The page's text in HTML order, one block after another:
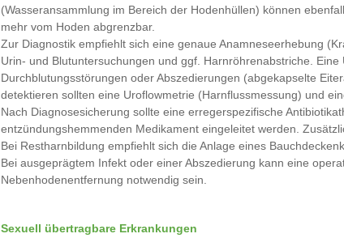
(Wasseransammlung im Bereich der Hodenhüllen) können
mehr vom Hoden abgrenzbar.
Zur Diagnostik empfiehlt sich eine genaue Anamneseerhebung
Urin- und Blutuntersuchungen und ggf. Harnröhrenabstriche.
Durchblutungsstörungen oder Abszedierungen (abgekapselte
detektieren sollten eine Uroflowmetrie (Harnflussmessung) und
Nach Diagnosesicherung sollte eine erregerspezifische
entzündungshemmenden Medikament eingeleitet werden.
Bei Restharnbildung empfiehlt sich die Anlage eines
Bei ausgeprägtem Infekt oder einer Abszedierung kann eine
Nebenhodenentfernung notwendig sein.
Sexuell übertragbare Erkrankungen